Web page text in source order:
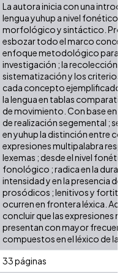
La autora inicia con una
lengua yuhup a nivel fonético
morfológico y sintáctico.
esbozar todo el marco
enfoque metodológico para
investigación ; la recolección
sistematización y los criterios
cada concepto ejemplificado
la lengua en tablas
de movimiento. Con base en
de realización segemental ;
en yuhup la distinción entre
expresiones multipalabra
lexemas ; desde el nivel
fonológico ; radica en la
intensidad y en la presencia
prosódicos ; lenitivos y
ocurren en frontera léxica.
concluir que las expresiones
presentan con mayor
compuestos en el léxico de la
33 páginas